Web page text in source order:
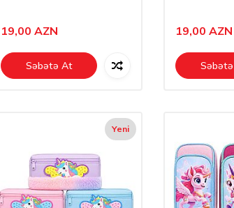
19,00 AZN
Səbətə At
19,00 AZN
Yeni